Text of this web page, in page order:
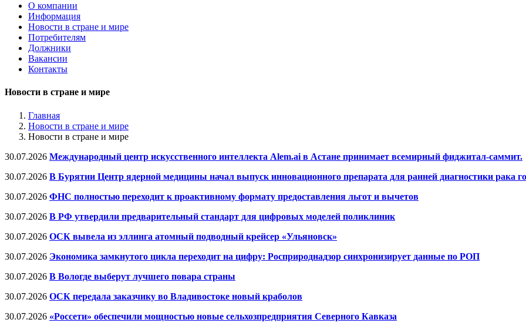
О компании
Информация
Новости в стране и мире
Потребителям
Должники
Вакансии
Контакты
Новости в стране и мире
Главная
Новости в стране и мире
Новости в стране и мире
30.07.2026 Международный центр искусственного интеллекта Alem.ai в Астане принимает всемирный фиджитал-саммит.
30.07.2026 В Бурятии Центр ядерной медицины начал выпуск инновационного препарата для ранней диагностики рака
30.07.2026 ФНС полностью переходит к проактивному формату предоставления льгот и вычетов
30.07.2026 В РФ утвердили предварительный стандарт для цифровых моделей поликлиник
30.07.2026 ОСК вывела из эллинга атомный подводный крейсер «Ульяновск»
30.07.2026 Экономика замкнутого цикла переходит на цифру: Росприроднадзор синхронизирует данные по РОП
30.07.2026 В Вологде выберут лучшего повара страны
30.07.2026 ОСК передала заказчику во Владивостоке новый краболов
30.07.2026 «Россети» обеспечили мощностью новые сельхозпредприятия Северного Кавказа